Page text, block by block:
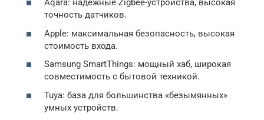
Aqara: надежные Zigbee-устройства, высокая
точность датчиков.
Apple: максимальная безопасность, высокая
стоимость входа.
Samsung SmartThings: мощный хаб, широкая
совместимость с бытовой техникой.
Tuya: база для большинства «безымянных»
умных устройств.